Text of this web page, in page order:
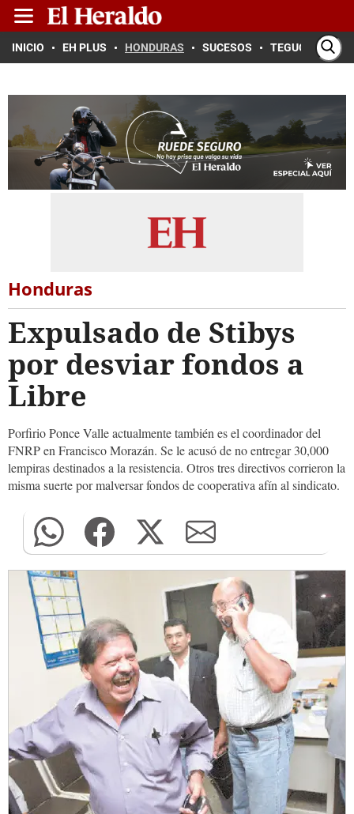
INICIO EH PLUS HONDURAS SUCESOS TEGUCIGALPA
Honduras
Expulsado de Stibys
por desviar fondos a
Libre
Porfirio Ponce Valle actualmente también es el coordinador del
FNRP en Francisco Morazán. Se le acusó de no entregar 30,000
lempiras destinados a la resistencia. Otros tres directivos corrieron la
misma suerte por malversar fondos de cooperativa afín al sindicato.